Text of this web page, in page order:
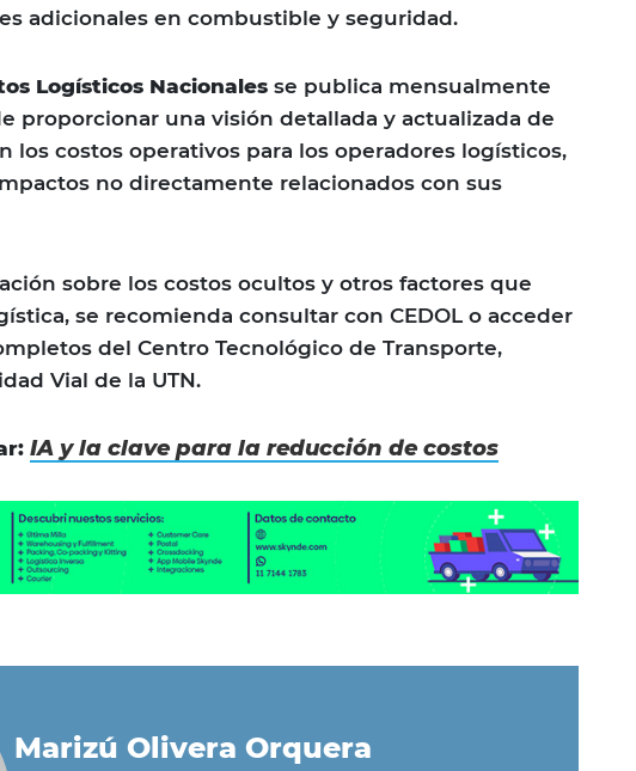
adicionales en combustible y seguridad.
Logísticos Nacionales se publica mensualmente
proporcionar una visión detallada y actualizada de
los costos operativos para los operadores logísticos,
no directamente relacionados con sus
sobre los costos ocultos y otros factores que
se recomienda consultar con CEDOL o acceder
del Centro Tecnológico de Transporte,
Vial de la UTN.
IA y la clave para la reducción de costos
Marizú Olivera Orquera